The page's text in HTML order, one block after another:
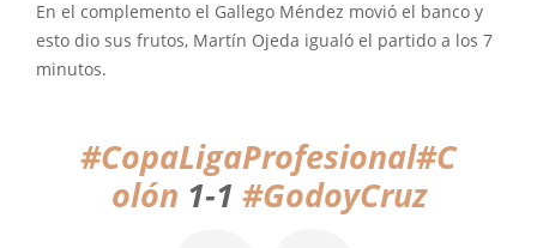
En el complemento el Gallego Méndez movió el banco y
esto dio sus frutos, Martín Ojeda igualó el partido a los 7
minutos.
#CopaLigaProfesional#C
olón 1-1 #GodoyCruz